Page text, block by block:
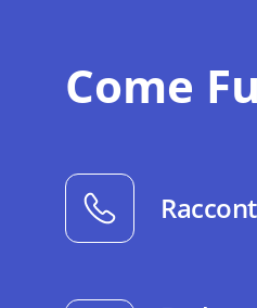
Come